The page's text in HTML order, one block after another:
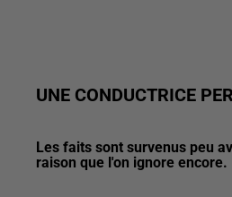
UNE CONDUCTRICE
Les faits sont survenus peu
raison que l'on ignore encore.